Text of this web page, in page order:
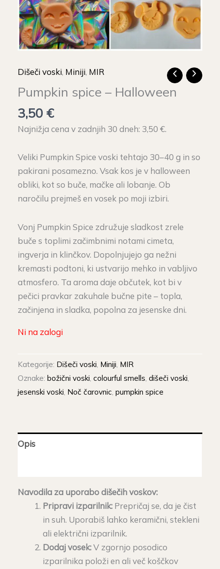
Dišeči voski, Miniji, MIR
Pumpkin spice – Halloween
3,50 €
Najnižja cena v zadnjih 30 dneh: 3,50€.
Veliki Pumpkin Spice voski tehtajo 30–40 g in so
pakirani posamezno. Vsak kos je v halloween
obliki, kot so buče, mačke ali lobanje. Ob
naročilu prejmeš en vosek po moji izbiri.
Vonj Pumpkin Spice združuje sladkost zrele
buče s toplimi začimbnimi notami cimeta,
ingverja in klinčkov. Dopolnjujejo ga nežni
kremasti podtoni, ki ustvarijo mehko in vabljivo
atmosfero. Ta aroma daje občutek, kot bi v
pečici pravkar zakuhale bučne pite – topla,
začinjena in sladka, popolna za jesenske dni.
Ni na zalogi
Kategorije: Dišeči voski, Miniji, MIR
Oznake: božični voski,colourful smells,dišeči voski,
jesenski voski, Noč čarovnic,pumpkin spice
Opis
Navodila za uporabo dišečih voskov:
Pripravi izparilnik: Prepričaj se, da je čist
in suh. Uporabiš lahko keramični, stekleni
ali električni izparilnik.
Dodaj vosek:V zgornjo posodico
izparilnika položi en ali več koščkov